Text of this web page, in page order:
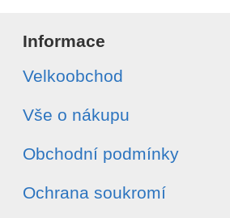
Informace
Velkoobchod
Vše o nákupu
Obchodní podmínky
Ochrana soukromí